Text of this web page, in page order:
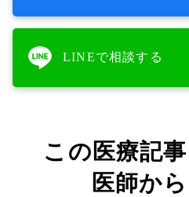
LINEで相談する
この医療記
医師か